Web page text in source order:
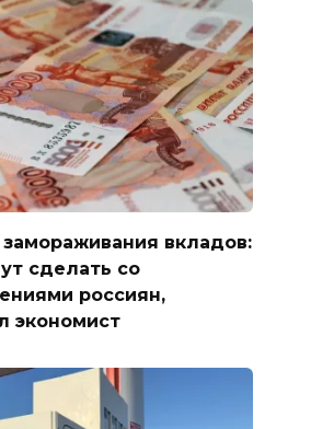
вкладов:
сделать со
россиян,
экономист